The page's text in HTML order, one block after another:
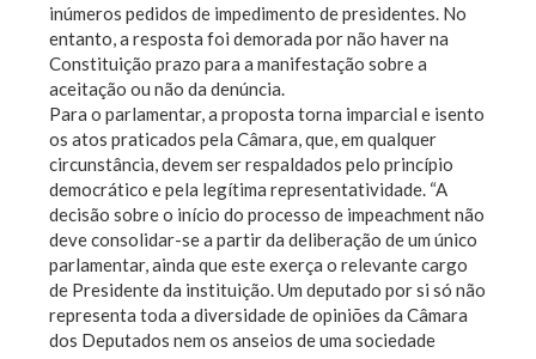
inúmeros pedidos de impedimento de presidentes. No
entanto, a resposta foi demorada por não haver na
Constituição prazo para a manifestação sobre a
aceitação ou não da denúncia.
Para o parlamentar, a proposta torna imparcial e isento
os atos praticados pela Câmara, que, em qualquer
circunstância, devem ser respaldados pelo princípio
democrático e pela legítima representatividade. “A
decisão sobre o início do processo de impeachment não
deve consolidar-se a partir da deliberação de um único
parlamentar, ainda que este exerça o relevante cargo
de Presidente da instituição. Um deputado por si só não
representa toda a diversidade de opiniões da Câmara
dos Deputados nem os anseios de uma sociedade